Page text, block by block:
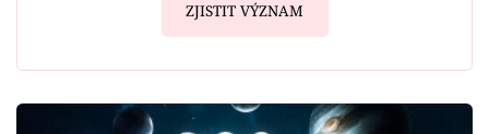
ZJISTIT VÝZNAM